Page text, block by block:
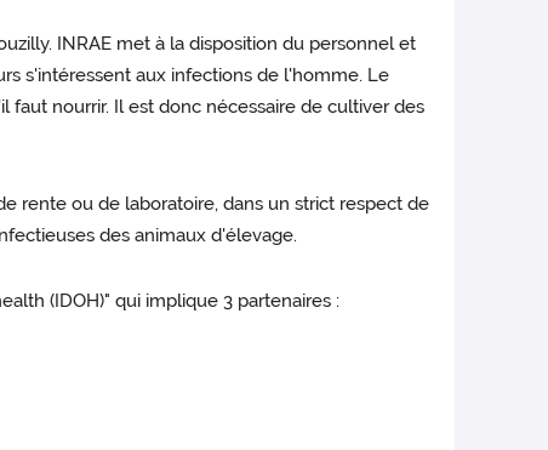
INRAE met à la disposition du personnel et
s'intéressent aux infections de l'homme. Le
nourrir. Il est donc nécessaire de cultiver des
rente ou de laboratoire, dans un strict respect de
des animaux d'élevage.
(IDOH)" qui implique 3 partenaires :